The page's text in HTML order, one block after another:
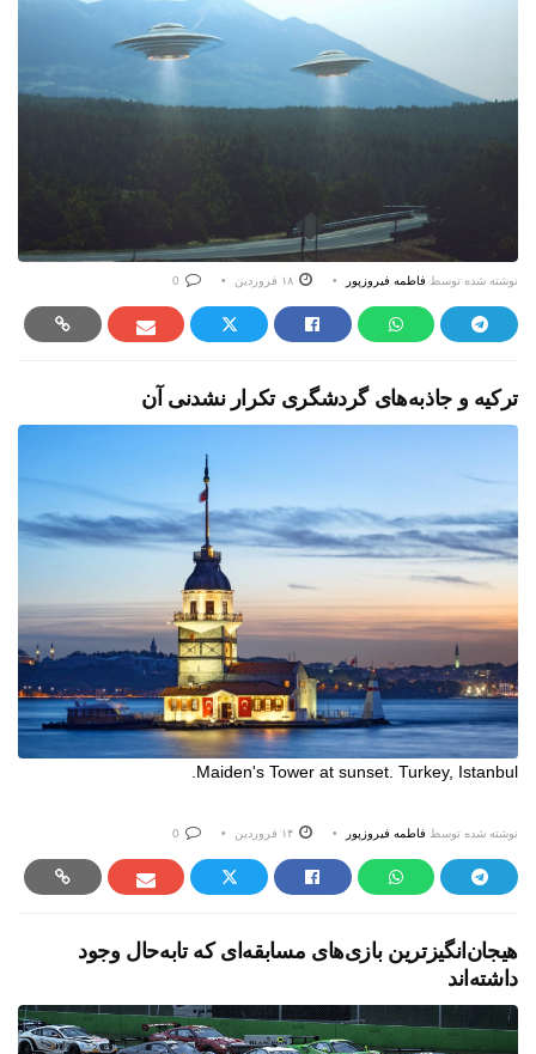
نوشته شده توسط فاطمه فیروزپور
ترکیه و جاذبه‌های گردشگری تکرار نشدنی آن
Maiden's Tower at sunset. Turkey, Istanbul.
نوشته شده توسط فاطمه فیروزپور
هیجان‌انگیزترین بازی‌های مسابقه‌ای که تابه‌حال وجود
داشته‌اند